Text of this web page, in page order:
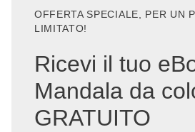
OFFERTA SPECIALE, PER UN
LIMITATO!
Ricevi il tuo
Mandala da
GRATUITO